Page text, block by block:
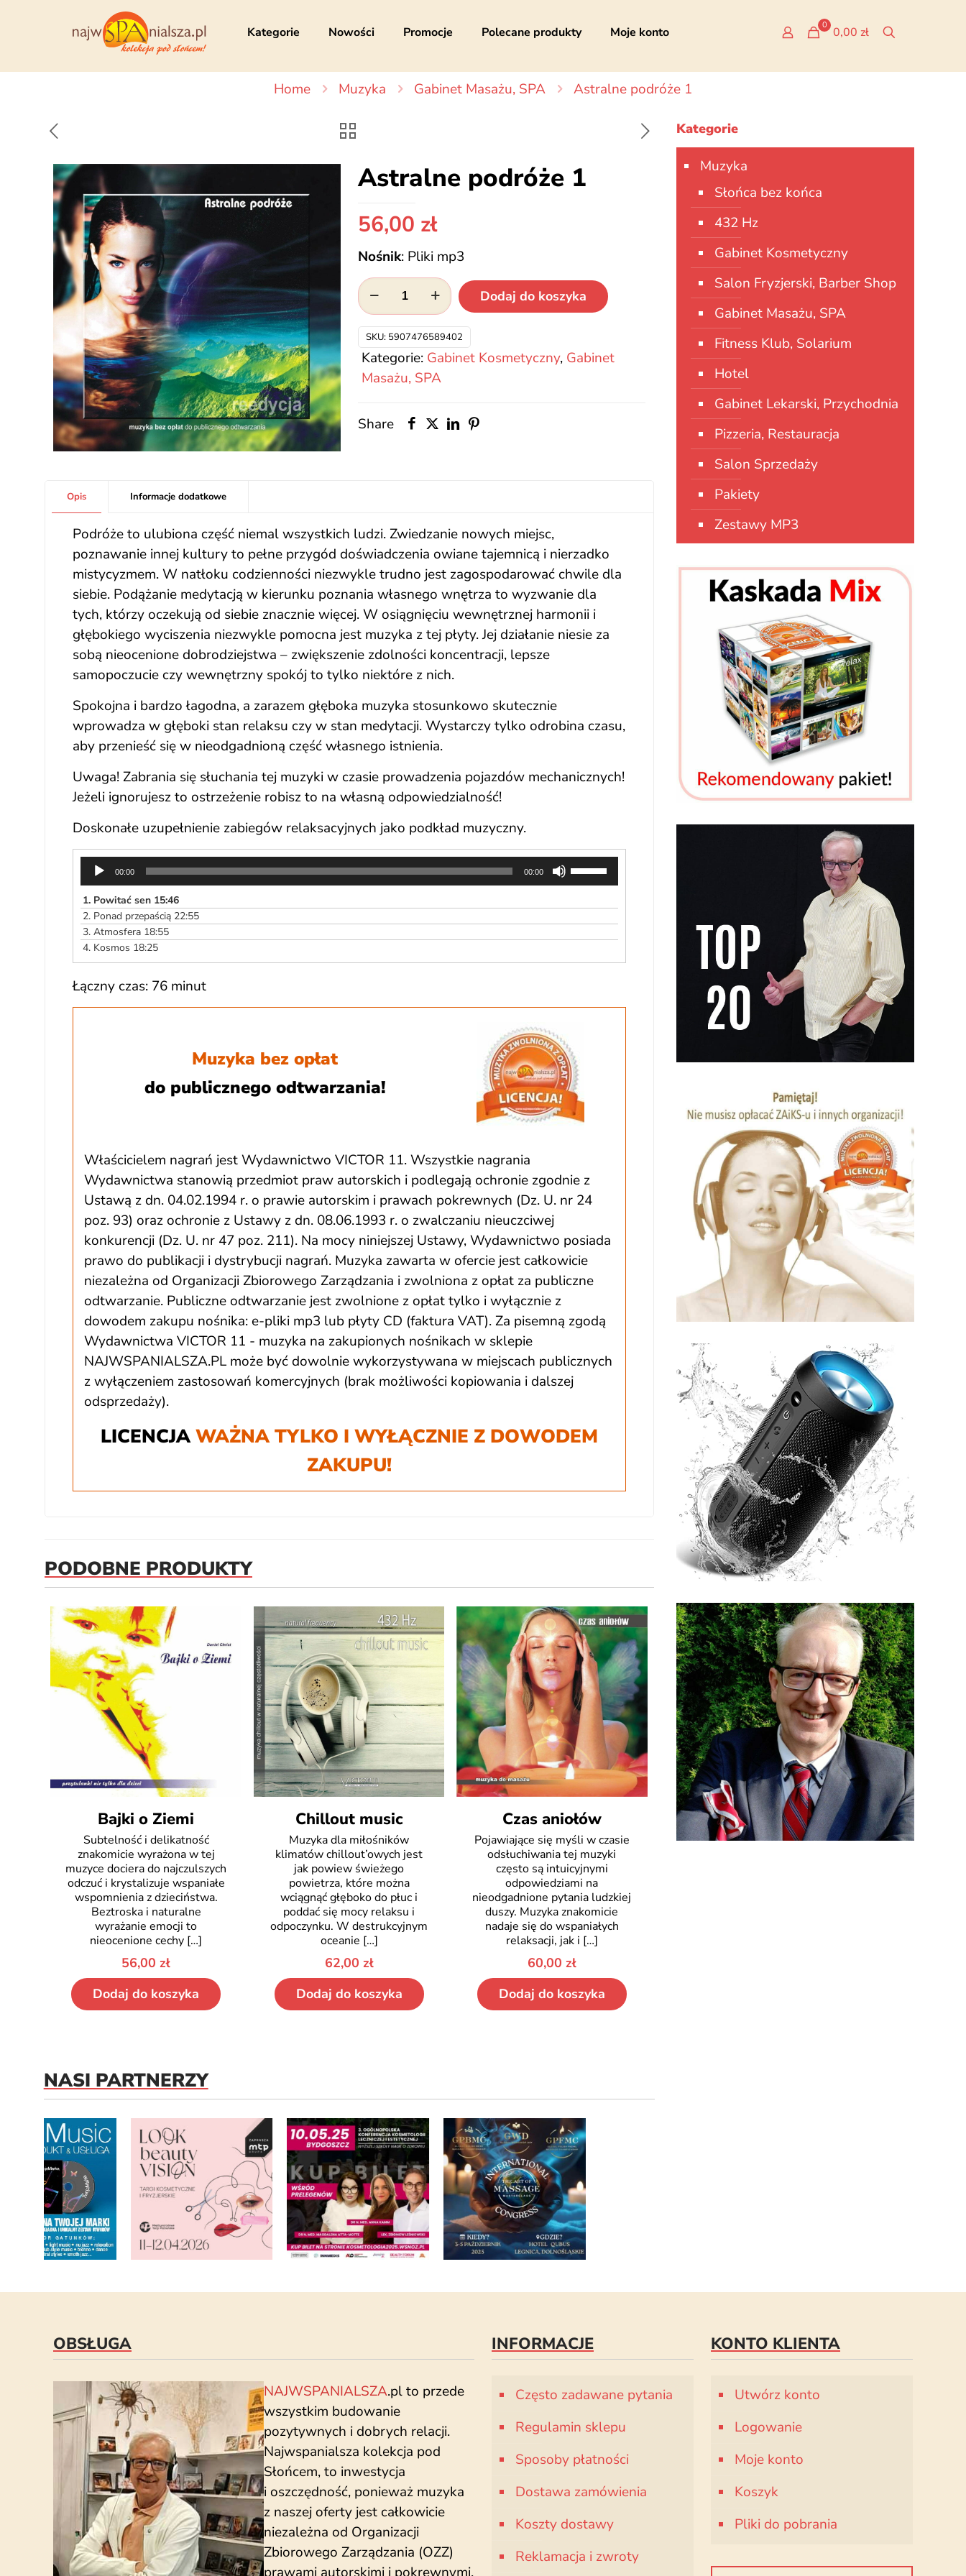
Kategorie Nowości Promocje Polecane produkty Moje konto 0 0,00 zł
Home Muzyka Gabinet Masażu, SPA Astralne podróże 1
Astralne podróże 1
56,00 zł
Nośnik: Pliki mp3
ilość
Astralne
podróże
1
Dodaj do koszyka
SKU: 5907476589402
Kategorie: Gabinet Kosmetyczny, Gabinet
Masażu, SPA
Share
Opis Informacje dodatkowe
Podróże to ulubiona część niemal wszystkich ludzi. Zwiedzanie nowych miejsc,
poznawanie innej kultury to pełne przygód doświadczenia owiane tajemnicą i nierzadko
mistycyzmem. W natłoku codzienności niezwykle trudno jest zagospodarować chwile dla
siebie. Podążanie medytacją w kierunku poznania własnego wnętrza to wyzwanie dla
tych, którzy oczekują od siebie znacznie więcej. W osiągnięciu wewnętrznej harmonii i
głębokiego wyciszenia niezwykle pomocna jest muzyka z tej płyty. Jej działanie niesie za
sobą nieocenione dobrodziejstwa – zwiększenie zdolności koncentracji, lepsze
samopoczucie czy wewnętrzny spokój to tylko niektóre z nich.
Spokojna i bardzo łagodna, a zarazem głęboka muzyka stosunkowo skutecznie
wprowadza w głęboki stan relaksu czy w stan medytacji. Wystarczy tylko odrobina czasu,
aby przenieść się w nieodgadnioną część własnego istnienia.
Uwaga! Zabrania się słuchania tej muzyki w czasie prowadzenia pojazdów mechanicznych!
Jeżeli ignorujesz to ostrzeżenie robisz to na własną odpowiedzialność!
Doskonałe uzupełnienie zabiegów relaksacyjnych jako podkład muzyczny.
Odtwarzacz
plików
dźwiękowych
00:00 00:00
góry
oraz
do
1. Powitać sen 15:46
2. Ponad przepaścią 22:55
3. Atmosfera 18:55
4. Kosmos 18:25
Łączny czas: 76 minut
Muzyka bez opłat
do publicznego odtwarzania!
Właścicielem nagrań jest Wydawnictwo VICTOR 11. Wszystkie nagrania
Wydawnictwa stanowią przedmiot praw autorskich i podlegają ochronie zgodnie z
Ustawą z dn. 04.02.1994 r. o prawie autorskim i prawach pokrewnych (Dz. U. nr 24
poz. 93) oraz ochronie z Ustawy z dn. 08.06.1993 r. o zwalczaniu nieuczciwej
konkurencji (Dz. U. nr 47 poz. 211). Na mocy niniejszej Ustawy, Wydawnictwo posiada
prawo do publikacji i dystrybucji nagrań. Muzyka zawarta w ofercie jest całkowicie
niezależna od Organizacji Zbiorowego Zarządzania i zwolniona z opłat za publiczne
odtwarzanie. Publiczne odtwarzanie jest zwolnione z opłat tylko i wyłącznie z
dowodem zakupu nośnika: e-pliki mp3 lub płyty CD (faktura VAT). Za pisemną zgodą
Wydawnictwa VICTOR 11 - muzyka na zakupionych nośnikach w sklepie
NAJWSPANIALSZA.PL może być dowolnie wykorzystywana w miejscach publicznych
z wyłączeniem zastosowań komercyjnych (brak możliwości kopiowania i dalszej
odsprzedaży).
LICENCJA WAŻNA TYLKO I WYŁĄCZNIE Z DOWODEM
ZAKUPU!
PODOBNE PRODUKTY
Bajki o Ziemi
Subtelność i delikatność
znakomicie wyrażona w tej
muzyce dociera do najczulszych
odczuć i krystalizuje wspaniałe
wspomnienia z dzieciństwa.
Beztroska i naturalne
wyrażanie emocji to
nieocenione cechy […]
56,00zł
Dodaj do koszyka
Chillout music
Muzyka dla miłośników
klimatów chillout’owych jest
jak powiew świeżego
powietrza, które można
wciągnąć głęboko do płuc i
poddać się mocy relaksu i
odpoczynku. W destrukcyjnym
oceanie […]
62,00 zł
Dodaj do koszyka
Czas aniołów
Pojawiające się myśli w czasie
odsłuchiwania tej muzyki
często są intuicyjnymi
odpowiedziami na
nieodgadnione pytania ludzkiej
duszy. Muzyka znakomicie
nadaje się do wspaniałych
relaksacji, jak i […]
60,00 zł
Dodaj do koszyka
Kategorie
Muzyka
Słońca bez końca
432 Hz
Gabinet Kosmetyczny
Salon Fryzjerski, Barber Shop
Gabinet Masażu, SPA
Fitness Klub, Solarium
Hotel
Gabinet Lekarski, Przychodnia
Pizzeria, Restauracja
Salon Sprzedaży
Pakiety
Zestawy MP3
NASI PARTNERZY
OBSŁUGA
NAJWSPANIALSZA.pl to przede
wszystkim budowanie
pozytywnych i dobrych relacji.
Najwspanialsza kolekcja pod
Słońcem, to inwestycja
i oszczędność, ponieważ muzyka
z naszej oferty jest całkowicie
niezależna od Organizacji
Zbiorowego Zarządzania (OZZ)
INFORMACJE
Często zadawane pytania
Regulamin sklepu
Sposoby płatności
Dostawa zamówienia
Koszty dostawy
Reklamacja i zwroty
KONTO KLIENTA
Utwórz konto
Logowanie
Moje konto
Koszyk
Pliki do pobrania